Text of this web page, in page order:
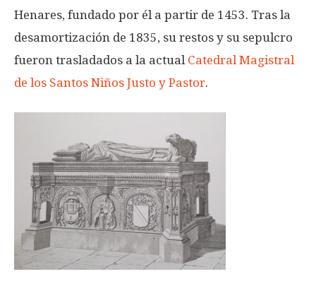
Henares, fundado por él a partir de 1453. Tras la
desamortización de 1835, su restos y su sepulcro
fueron trasladados a la actual Catedral Magistral
de los Santos Niños Justo y Pastor.